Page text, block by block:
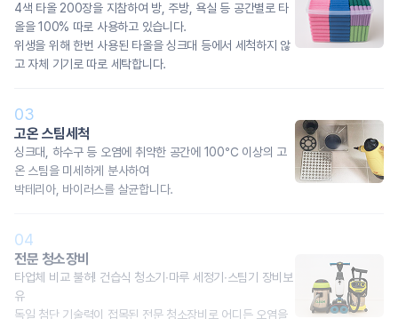
4색 타올 200장을 지참하여 방, 주방, 욕실 등 공간별로 타
올을 100% 따로 사용하고 있습니다.
위생을 위해 한번 사용된 타올을 싱크대 등에서 세척하지 않
고 자체 기기로 따로 세탁합니다.
03
고온 스팀세척
싱크대, 하수구 등 오염에 취약한 공간에 100℃ 이상의 고
온 스팀을 미세하게 분사하여
박테리아, 바이러스를 살균합니다.
04
전문 청소장비
타업체 비교 불허! 건습식 청소기∙마루 세정기∙스팀기 장비보
유
독일 첨단 기술력이 접목된 전문 청소장비로 어디든 오염을